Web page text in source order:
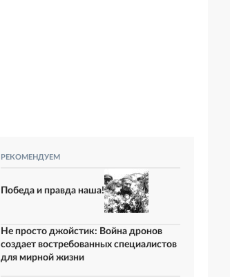
РЕКОМЕНДУЕМ
Победа и правда наша!
Не просто джойстик: Война дронов
создает востребованных специалистов
для мирной жизни